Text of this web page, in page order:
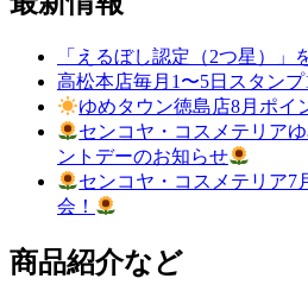
「えるぼし認定（2つ星）」
高松本店毎月1〜5日スタンプ
ゆめタウン徳島店8月ポイ
センコヤ・コスメテリア
ントデーのお知らせ
センコヤ・コスメテリア7
会！
商品紹介など